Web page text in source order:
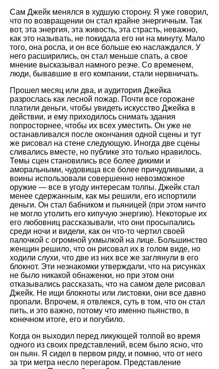
Сам Джейк менялся в худшую сторону. Я уже говорил,
что по возвращении он стал крайне энергичным. Так
вот, эта энергия, эта живость, эта страсть, неважно,
как это называть, не покидала его ни на минуту. Мало
того, она росла, и он все больше ею наслаждался. У
него расширились, он стал меньше спать, а свое
мнение высказывал намного резче. Со временем,
люди, бывавшие в его компании, стали нервничать.
Прошел месяц или два, и аудитория Джейка
разрослась как лесной пожар. Почти все горожане
платили деньги, чтобы увидеть искусство Джейка в
действии, и ему приходилось снимать здания
попросторнее, чтобы их всех уместить. Он уже не
останавливался после окончания одной сцены и тут
же рисовал на стене следующую. Иногда две сцены
сливались вместе, но публике это только нравилось.
Темы сцен становились все более дикими и
аморальными, чудовища все более причудливыми, а
воины использовали совершенно невозможное
оружие — все в угоду интересам толпы. Джейк стал
менее сдержанным, как мы решили, его испортили
деньги. Он стал бабником и пьяницей (при этом ничто
не могло утолить его кипучую энергию). Некоторые их
его любовниц рассказывали, что они просыпались
среди ночи и видели, как он что-то чертил своей
палочкой с огромной ухмылкой на лице. Большинство
женщин решило, что он рисовал их в голом виде, но
ходили слухи, что две из них все же заглянули в его
блокнот. Эти незнакомки утверждали, что на рисунках
не было никакой обнаженки, но при этом они
отказывались рассказать, что на самом деле рисовал
Джейк. Не ищи блокноты или листовки, они все давно
пропали. Впрочем, я отвлекся, суть в том, что он стал
пить, и это важно, потому что именно пьянство, в
конечном итоге, его и погубило.
Когда он выходил перед ликующей толпой во время
одного из своих представлений, всем было ясно, что
он пьян. Я сидел в первом ряду, и помню, что от него
за три метра несло перегаром. Представление